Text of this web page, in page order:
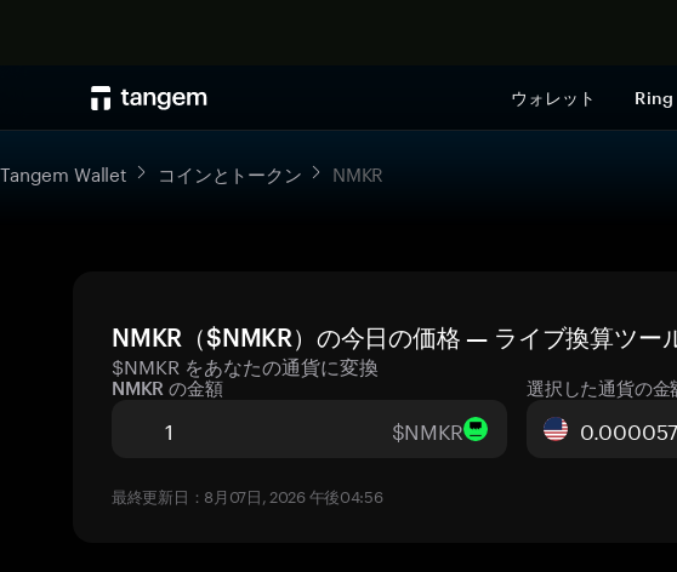
ウォレット Ring
Tangem Wallet コインとトークン NMKR
NMKR（$NMKR）の今日の価格 — ライブ換算ツー
$NMKR をあなたの通貨に変換
NMKR の金額
$NMKR
選択した通貨の金
最終更新日：8月07日, 2026 午後04:56